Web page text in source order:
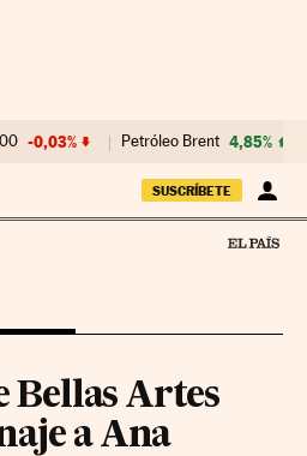
-0,03% Petróleo Brent 4,85%
SUSCRÍBETE
Bellas Artes
a Ana